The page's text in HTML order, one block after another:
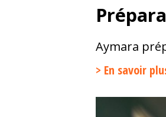
Aymara
> En savoir